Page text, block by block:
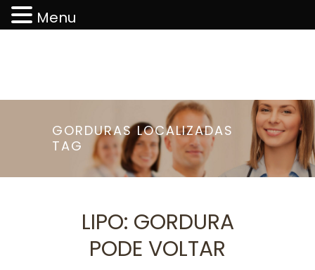
GORDURAS LOCALIZADAS
TAG
LIPO: GORDURA
PODE VOLTAR
Menu